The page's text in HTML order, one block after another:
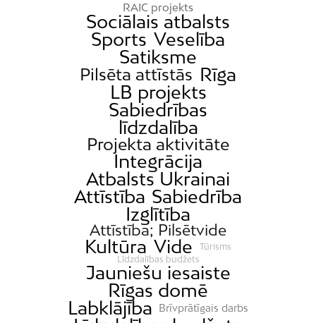
RAIC projekts
Sociālais atbalsts
Sports Veselība
Satiksme
Pilsēta attīstās Rīga
LB projekts
Sabiedrības
līdzdalība
Projekta aktivitāte
Integrācija
Atbalsts Ukrainai
Attīstība Sabiedrība
Izglītība
Attīstība; Pilsētvide
Kultūra Vide
Tūrisms
Līdzdalības budžets
Jauniešu iesaiste
Rīgas domē
Labklājība
Brīvprātīgais darbs